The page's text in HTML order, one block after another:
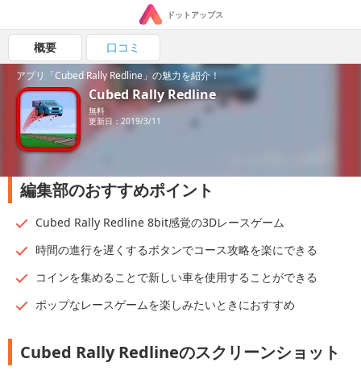
ドットアップス
概要 口コミ
アプリ「Cubed Rally Redline」の魅力を紹介！
Cubed Rally Redline
無料
更新日：2019/3/11
編集部のおすすめポイント
Cubed Rally Redline 8bit感覚の3Dレースゲーム
時間の進行を遅くするボタンでコース攻略を楽にできる
コインを集めることで新しい車を使用することができる
ポップなレースゲームを楽しみたいときにおすすめ
Cubed Rally Redlineのスクリーンショット